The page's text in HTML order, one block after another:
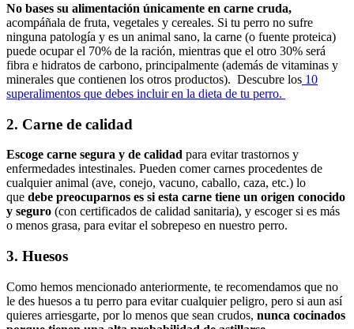
No bases su alimentación únicamente en carne cruda,
acompáñala de fruta, vegetales y cereales. Si tu perro no sufre
ninguna patología y es un animal sano, la carne (o fuente proteica)
puede ocupar el 70% de la ración, mientras que el otro 30% será
fibra e hidratos de carbono, principalmente (además de vitaminas y
minerales que contienen los otros productos). Descubre los 10
superalimentos que debes incluir en la dieta de tu perro.
2. Carne de calidad
Escoge carne segura y de calidad para evitar trastornos y
enfermedades intestinales. Pueden comer carnes procedentes de
cualquier animal (ave, conejo, vacuno, caballo, caza, etc.) lo
que debe preocuparnos es si esta carne tiene un origen conocido
y seguro (con certificados de calidad sanitaria), y escoger si es más
o menos grasa, para evitar el sobrepeso en nuestro perro.
3. Huesos
Como hemos mencionado anteriormente, te recomendamos que no
le des huesos a tu perro para evitar cualquier peligro, pero si aun así
quieres arriesgarte, por lo menos que sean crudos, nunca cocinados